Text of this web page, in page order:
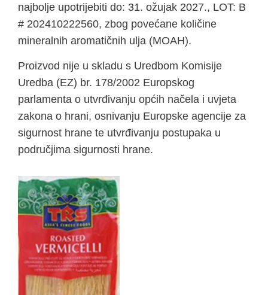
najbolje upotrijebiti do: 31. ožujak 2027., LOT: B
# 202410222560, zbog povećane količine
mineralnih aromatičnih ulja (MOAH).
Proizvod nije u skladu s Uredbom Komisije
Uredba (EZ) br. 178/2002 Europskog
parlamenta o utvrđivanju općih načela i uvjeta
zakona o hrani, osnivanju Europske agencije za
sigurnost hrane te utvrđivanju postupaka u
područjima sigurnosti hrane.